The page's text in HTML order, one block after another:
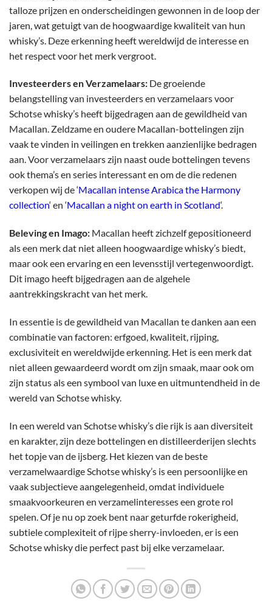
talloze prijzen en onderscheidingen gewonnen in de loop der
jaren, wat getuigt van de hoogwaardige kwaliteit van hun
whisky’s. Deze erkenning heeft wereldwijd de interesse en
het respect voor het merk vergroot.
Investeerders en Verzamelaars: De groeiende
belangstelling van investeerders en verzamelaars voor
Schotse whisky’s heeft bijgedragen aan de gewildheid van
Macallan. Zeldzame en oudere Macallan-bottelingen zijn
vaak te vinden in veilingen en trekken aanzienlijke bedragen
aan. Voor verzamelaars zijn naast oude bottelingen tevens
ook thema’s en series interessant en om de die redenen
verkopen wij de ‘Macallan intense Arabica the Harmony
collection‘ en ‘Macallan a night on earth in Scotland‘.
Beleving en Imago: Macallan heeft zichzelf gepositioneerd
als een merk dat niet alleen hoogwaardige whisky’s biedt,
maar ook een ervaring en een levensstijl vertegenwoordigt.
Dit imago heeft bijgedragen aan de algehele
aantrekkingskracht van het merk.
In essentie is de gewildheid van Macallan te danken aan een
combinatie van factoren: erfgoed, kwaliteit, rijping,
exclusiviteit en wereldwijde erkenning. Het is een merk dat
niet alleen gewaardeerd wordt om zijn smaak, maar ook om
zijn status als een symbool van luxe en uitmuntendheid in de
wereld van Schotse whisky.
In een wereld van Schotse whisky’s die rijk is aan diversiteit
en karakter, zijn deze bottelingen en distilleerderijen slechts
het topje van de ijsberg. Het kiezen van de beste
verzamelwaardige Schotse whisky’s is een persoonlijke en
vaak subjectieve aangelegenheid, omdat individuele
smaakvoorkeuren en verzamelinteresses een grote rol
spelen. Of je nu op zoek bent naar geturfde rokerigheid,
subtiele complexiteit of rijpe sherry-invloeden, er is een
Schotse whisky die perfect past bij elke verzamelaar.